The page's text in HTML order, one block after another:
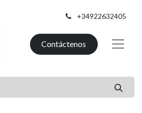
+34922632405
Contáctenos